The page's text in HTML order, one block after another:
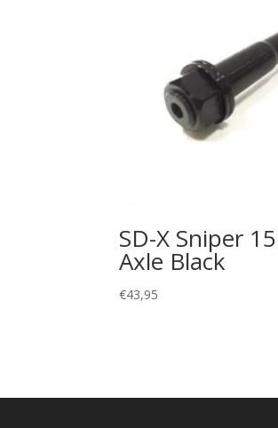
SD-X Sniper
Axle Black
€43,95